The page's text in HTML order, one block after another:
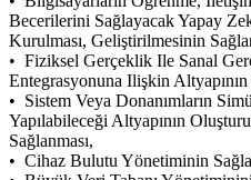
Becerilerini Sağlayacak Yapay
Kurulması, Geliştirilmesinin
• Fiziksel Gerçeklik Ile Sanal
Entegrasyonuna Ilişkin
• Sistem Veya Donanımların
Yapılabileceği Altyapının
Sağlanması,
• Cihaz Bulutu Yönetiminin